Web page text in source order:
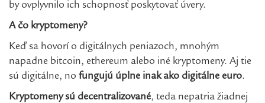
by ovplyvnilo ich schopnosť poskytovať úvery.
A čo kryptomeny?
Keď sa hovorí o digitálnych peniazoch, mnohým
napadne bitcoin, ethereum alebo iné kryptomeny. Aj tie
sú digitálne, no fungujú úplne inak ako digitálne euro.
Kryptomeny sú decentralizované, teda nepatria žiadnej